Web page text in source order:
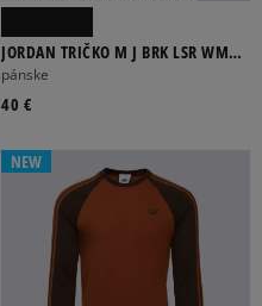
JORDAN TRIČKO M J BRK LSR WM
GFX SS CRW
pánske
40 €
NEW